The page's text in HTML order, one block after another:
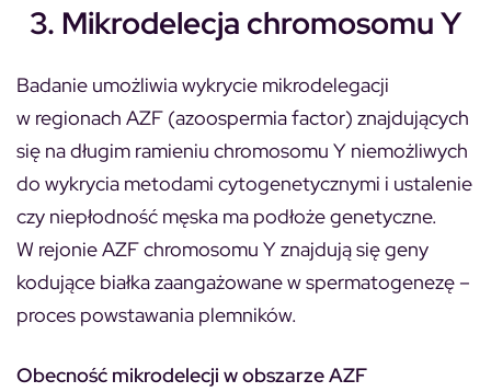
3. Mikrodelecja chromosomu Y
Badanie umożliwia wykrycie mikrodelegacji
w regionach AZF (azoospermia factor) znajdujących
się na długim ramieniu chromosomu Y niemożliwych
do wykrycia metodami cytogenetycznymi i ustalenie
czy niepłodność męska ma podłoże genetyczne.
W rejonie AZF chromosomu Y znajdują się geny
kodujące białka zaangażowane w spermatogenezę –
proces powstawania plemników.
Obecność mikrodelecji w obszarze AZF